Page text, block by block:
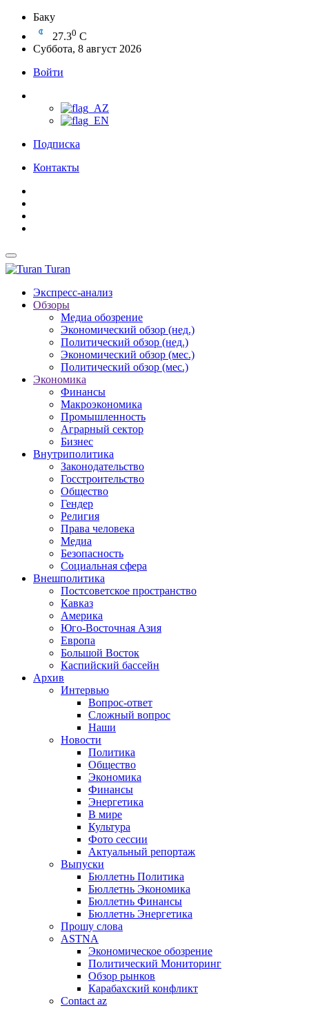
Баку
27.30 C
Суббота, 8 август 2026
Войти
Подписка
Контакты
Turan
Экспресс-анализ
Обзоры
Медиа обозрение
Экономический обзор (нед.)
Политический обзор (нед.)
Экономический обзор (мес.)
Политический обзор (мес.)
Экономика
Финансы
Макроэкономика
Промышленность
Аграрный сектор
Бизнес
Внутриполитика
Законодательство
Госстроительство
Общество
Гендер
Религия
Права человека
Медиа
Безопасность
Социальная сфера
Внешполитика
Постсоветское пространство
Кавказ
Америка
Юго-Восточная Азия
Европа
Большой Восток
Каспийский бассейн
Архив
Интервью
Вопрос-ответ
Сложный вопрос
Наши
Новости
Политика
Общество
Экономика
Финансы
Энергетика
В мире
Культура
Фото сессии
Актуальный репортаж
Выпуски
Бюллетнь Политика
Бюллетнь Экономика
Бюллетнь Финансы
Бюллетнь Энергетика
Прошу слова
ASTNA
Экономическое обозрение
Политический Мониторинг
Обзор рынков
Карабахский конфликт
Contact az